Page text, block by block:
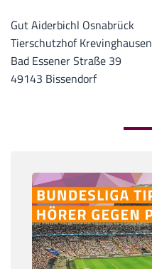
Gut Aiderbichl Osnabrück
Tierschutzhof Krevinghausen
Bad Essener Straße 39
49143 Bissendorf